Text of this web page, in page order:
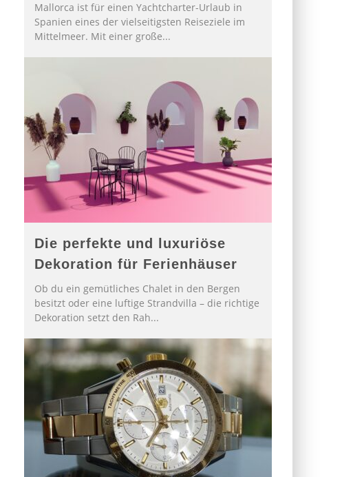
Mallorca ist für einen Yachtcharter-Urlaub in
Spanien eines der vielseitigsten Reiseziele im
Mittelmeer. Mit einer große...
Die perfekte und luxuriöse
Dekoration für Ferienhäuser
Ob du ein gemütliches Chalet in den Bergen
besitzt oder eine luftige Strandvilla – die richtige
Dekoration setzt den Rah...